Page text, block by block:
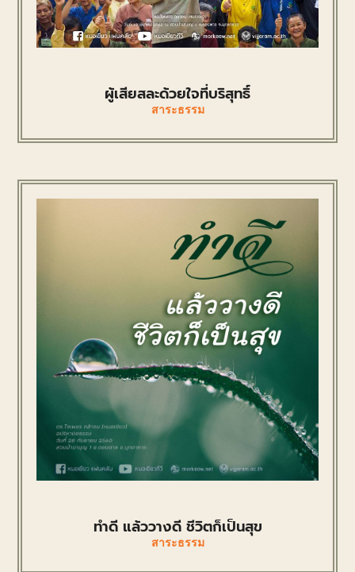
ผู้เสียสละด้วยใจที่บริสุทธิ์
สาระธรรม
ทำดี แล้ววางดี ชีวิตก็เป็นสุข
สาระธรรม